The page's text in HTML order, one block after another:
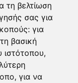
τη βελτίωση
σας για
για
βασική
ιστότοπου,
, για να
Services